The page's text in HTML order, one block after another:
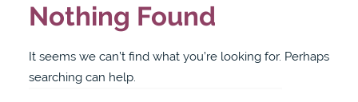
Nothing Found
It seems we can’t find what you’re looking for. Perhaps
searching can help.